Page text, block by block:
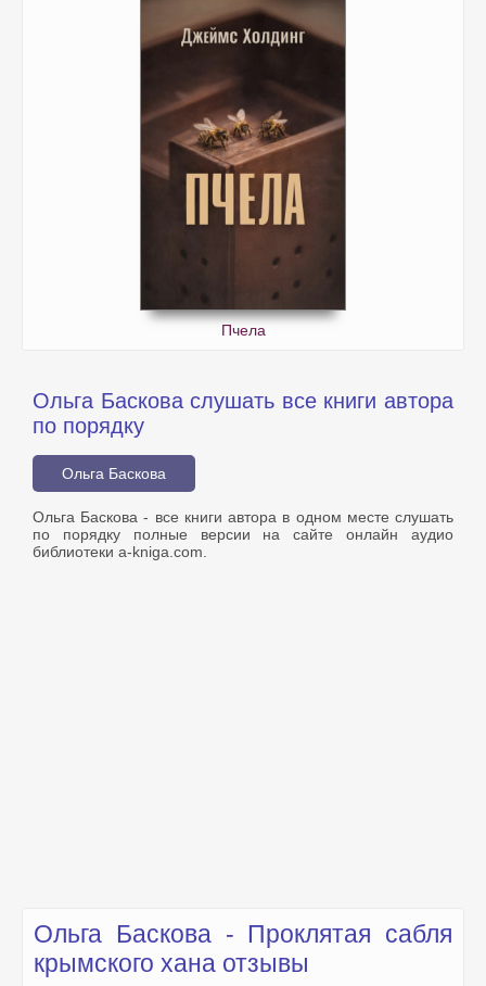
Пчела
Ольга Баскова слушать все книги автора
по порядку
Ольга Баскова
Ольга Баскова - все книги автора в одном месте слушать
по порядку полные версии на сайте онлайн аудио
библиотеки a-kniga.com.
Ольга Баскова - Проклятая сабля
крымского хана отзывы